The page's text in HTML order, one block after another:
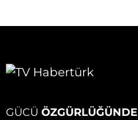
GÜCÜ ÖZGÜRLÜĞÜNDE